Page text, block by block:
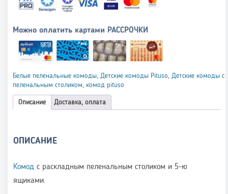
Можно оплатить картами РАССРОЧКИ
Белые пеленальные комоды Детские комоды Pituso
Детские комоды с
пеленальным столиком
комод pituso
Описание Доставка, оплата
ОПИСАНИЕ
Комод с раскладным пеленальным столиком и 5-ю
ящиками.